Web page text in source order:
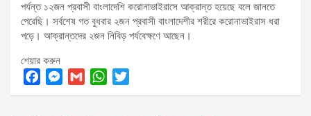
পর্যন্ত ১২জন প্রবাসী বাংলাদেশি করোনাভাইরাসে আক্রান্ত হয়েছে বলে জানতে
পেরেছি। সর্বশেষ গত বুধবার ২জন প্রবাসী বাংলাদেশীর শরীরে করোনাভাইরাস ধরা
পড়ে। আক্রান্তদের ২জন নিবিড় পর্যবেক্ষণে আছেন।
শেয়ার করুন
F
M
G
W
T